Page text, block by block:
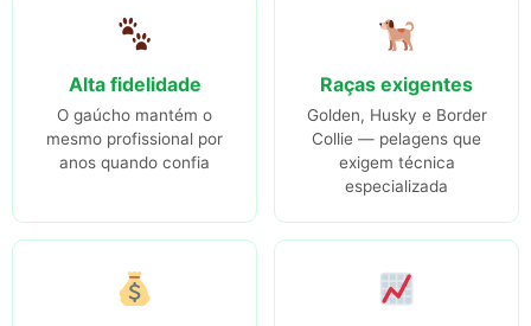
Alta fidelidade
O gaúcho mantém o
mesmo profissional por
anos quando confia
Raças exigentes
Golden, Husky e Border
Collie — pelagens que
exigem técnica
especializada